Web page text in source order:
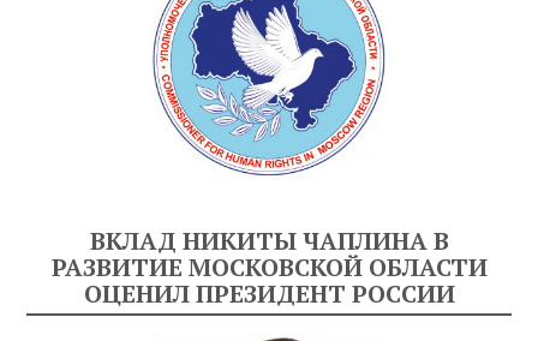
ВКЛАД НИКИТЫ ЧАПЛИНА В
РАЗВИТИЕ МОСКОВСКОЙ ОБЛАСТИ
ОЦЕНИЛ ПРЕЗИДЕНТ РОССИИ